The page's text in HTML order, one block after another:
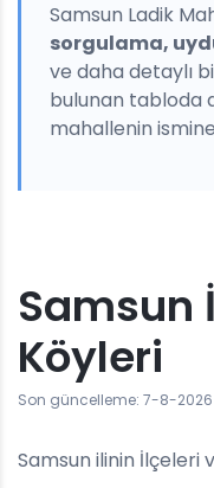
Samsun Ladik
sorgulama,
ve daha detaylı
bulunan tabloda
mahallenin
Samsun
Köyleri
Son güncelleme: 7-8-2026
Samsun ilinin İlçeleri